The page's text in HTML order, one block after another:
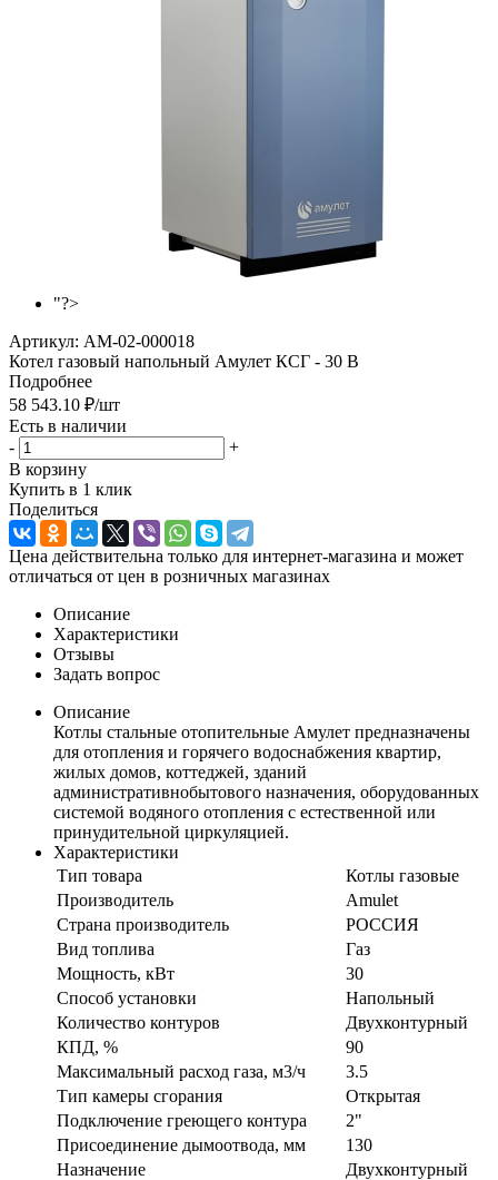
"?>
Артикул: AM-02-000018
Котел газовый напольный Амулет КСГ - 30 В
Подробнее
58 543.10 ₽/шт
Есть в наличии
-
+
В корзину
Купить в 1 клик
Поделиться
Цена действительна только для интернет-магазина и может
отличаться от цен в розничных магазинах
Описание
Характеристики
Отзывы
Задать вопрос
Описание
Котлы стальные отопительные Амулет предназначены
для отопления и горячего водоснабжения квартир,
жилых домов, коттеджей, зданий
административнобытового назначения, оборудованных
системой водяного отопления с естественной или
принудительной циркуляцией.
Характеристики
Тип товара
Котлы газовые
Производитель
Amulet
Страна производитель
РОССИЯ
Вид топлива
Газ
Мощность, кВт
30
Способ установки
Напольный
Количество контуров
Двухконтурный
КПД, %
90
Максимальный расход газа, м3/ч
3.5
Тип камеры сгорания
Открытая
Подключение греющего контура
2"
Присоединение дымоотвода, мм
130
Назначение
Двухконтурный